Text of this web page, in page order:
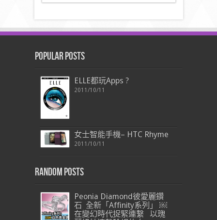
Popular Posts
ELLE都玩Apps ?
2011/10/11
女士智能手機– HTC Rhyme
2011/10/11
Random Posts
Peonia Diamond彼愛麗鑽
石 全新「Affinity系列」 ￼
在變幻時代捉緊連繫 以瑰